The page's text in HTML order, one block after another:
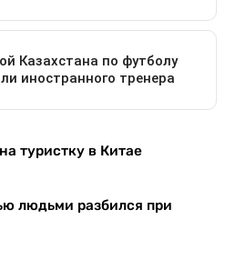
туристку в Китае
людьми разбился при